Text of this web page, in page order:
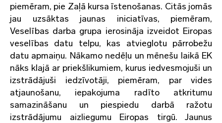
piemēram, pie Zaļā kursa īstenošanas. Citās jomās
jau uzsāktas jaunas iniciatīvas, piemēram,
Veselības darba grupa ierosināja izveidot Eiropas
veselības datu telpu, kas atvieglotu pārrobežu
datu apmaiņu. Nākamo nedēļu un mēnešu laikā EK
nāks klajā ar priekšlikumiem, kurus iedvesmojuši un
izstrādājuši iedzīvotāji, piemēram, par vides
atjaunošanu, iepakojuma radīto atkritumu
samazināšanu un piespiedu darbā ražotu
izstrādājumu aizliegumu Eiropas tirgū. Jaunus